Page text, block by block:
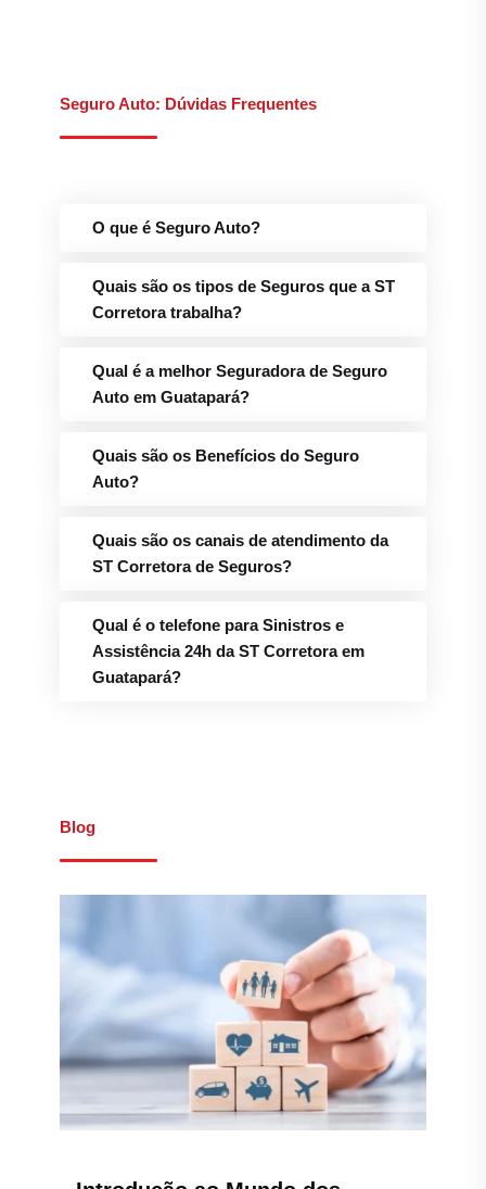
Seguro Auto: Dúvidas Frequentes
O que é Seguro Auto?
Quais são os tipos de Seguros que a ST
Corretora trabalha?
Qual é a melhor Seguradora de Seguro
Auto em Guatapará?
Quais são os Benefícios do Seguro
Auto?
Quais são os canais de atendimento da
ST Corretora de Seguros?
Qual é o telefone para Sinistros e
Assistência 24h da ST Corretora em
Guatapará?
Blog